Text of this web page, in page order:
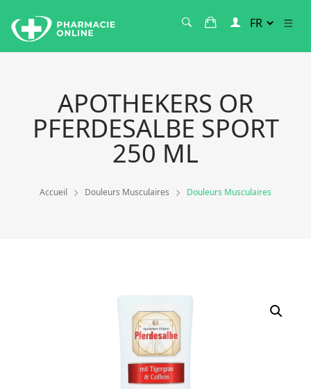
APOTHEKERS OR
PFERDESALBE SPORT
250 ML
Accueil Douleurs Musculaires Douleurs Musculaires